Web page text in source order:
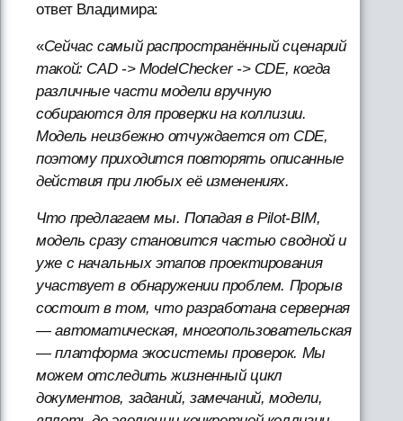
ответ Владимира:
«Сейчас самый распространённый сценарий
такой: CAD -> ModelChecker -> CDE, когда
различные части модели вручную
собираются для проверки на коллизии.
Модель неизбежно отчуждается от CDE,
поэтому приходится повторять описанные
действия при любых её изменениях.
Что предлагаем мы. Попадая в Pilot-BIM,
модель сразу становится частью сводной и
уже с начальных этапов проектирования
участвует в обнаружении проблем. Прорыв
состоит в том, что разработана серверная
— автоматическая, многопользовательская
— платформа экосистемы проверок. Мы
можем отследить жизненный цикл
документов, заданий, замечаний, модели,